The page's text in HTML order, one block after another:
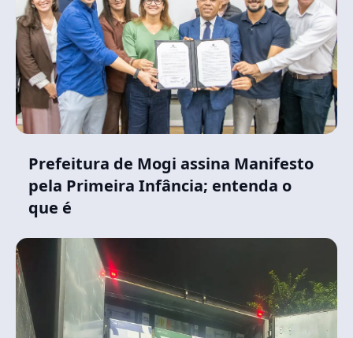
Prefeitura de Mogi assina Manifesto
pela Primeira Infância; entenda o
que é